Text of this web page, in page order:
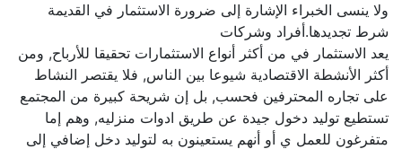
ولا ينسى الخبراء الإشارة إلى ضرورة الاستثمار في القديمة
شرط تجديدها.أفراد وشركات
يعد الاستثمار في من أكثر أنواع الاستثمارات تحقيقا للأرباح, ومن
أكثر الأنشطة الاقتصادية شيوعا بين الناس, فلا يقتصر النشاط
على تجاره المحترفين فحسب, بل إن شريحة كبيرة من المجتمع
تستطيع توليد دخول جيدة عن طريق ادوات منزليه, وهم إما
متفرغون للعمل ي أو أنهم يستعينون به لتوليد دخل إضافي إلى